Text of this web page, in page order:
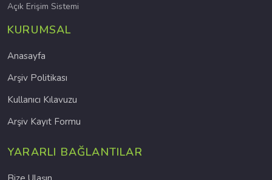
Açık Erişim Sistemi
KURUMSAL
Anasayfa
Arşiv Politikası
Kullanıcı Kılavuzu
Arşiv Kayıt Formu
YARARLI BAĞLANTILAR